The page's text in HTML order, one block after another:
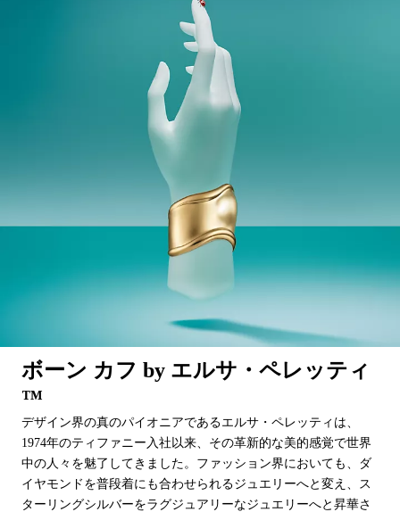
ボーン カフ by エルサ・ペレッティ
™
デザイン界の真のパイオニアであるエルサ・ペレッティは、
1974年のティファニー入社以来、その革新的な美的感覚で世界
中の人々を魅了してきました。ファッション界においても、ダ
イヤモンドを普段着にも合わせられるジュエリーへと変え、ス
ターリングシルバーをラグジュアリーなジュエリーへと昇華さ